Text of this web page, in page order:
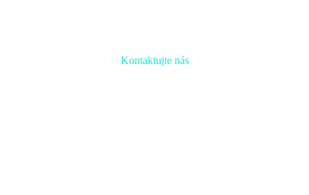
Kontaktujte nás